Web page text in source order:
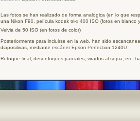
Las fotos se han realizado de forma analógica (en lo que
una Nikon F90, película kodak tri-x 400 ISO (fotos en blanco
Velvia de 50 ISO (en fotos de color)
Posteriormente para incluirse en la web, han sido
diapositivas, mediante escáner Epson Perfection 1240U
Retoque final, desenfoques parciales, virados al sepia, etc.